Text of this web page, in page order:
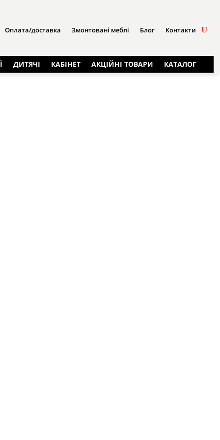
Оплата/доставка Змонтовані меблі Блог Контакти
ДИТЯЧІ КАБІНЕТ АКЦІЙНІ ТОВАРИ КАТАЛОГ